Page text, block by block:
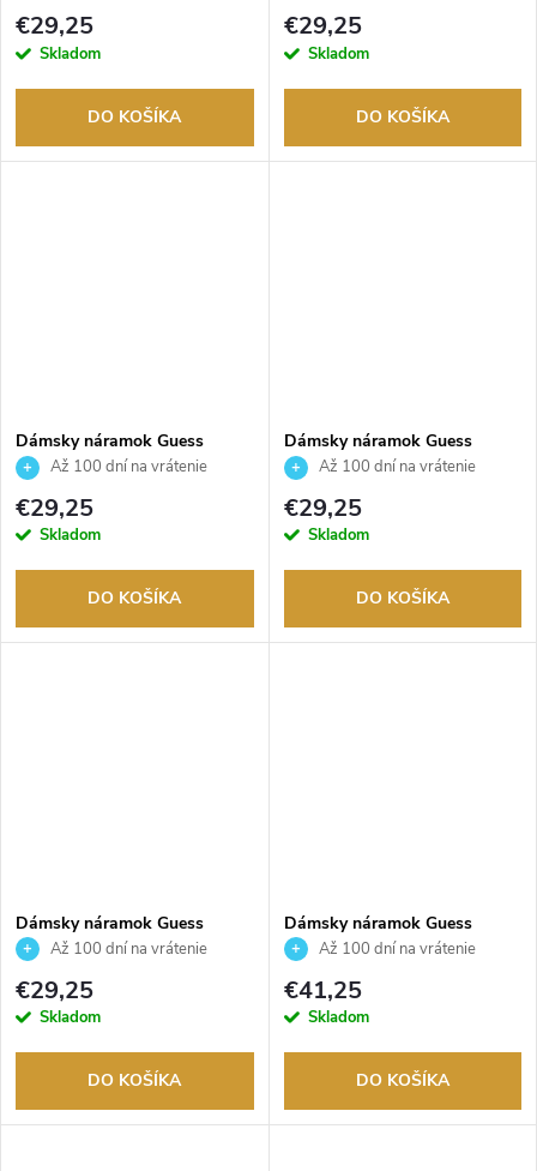
tovaru. Autorizovaný predajca.
€29,25
Skladom
DO KOŠÍKA
tovaru. Autorizovaný predajca.
€29,25
Skladom
DO KOŠÍKA
Dámsky náramok Guess
JUBB06246JWRHS
Až 100 dní na vrátenie
tovaru. Autorizovaný predajca.
€29,25
Skladom
DO KOŠÍKA
Dámsky náramok Guess
JUBB06288JWRHS
Až 100 dní na vrátenie
tovaru. Autorizovaný predajca.
€29,25
Skladom
DO KOŠÍKA
Dámsky náramok Guess
JUBB06208JWRHS
Až 100 dní na vrátenie
€29,25
Skladom
DO KOŠÍKA
Dámsky náramok Guess
JUBB05503JWYGS
Až 100 dní na vrátenie
€41,25
Skladom
DO KOŠÍKA